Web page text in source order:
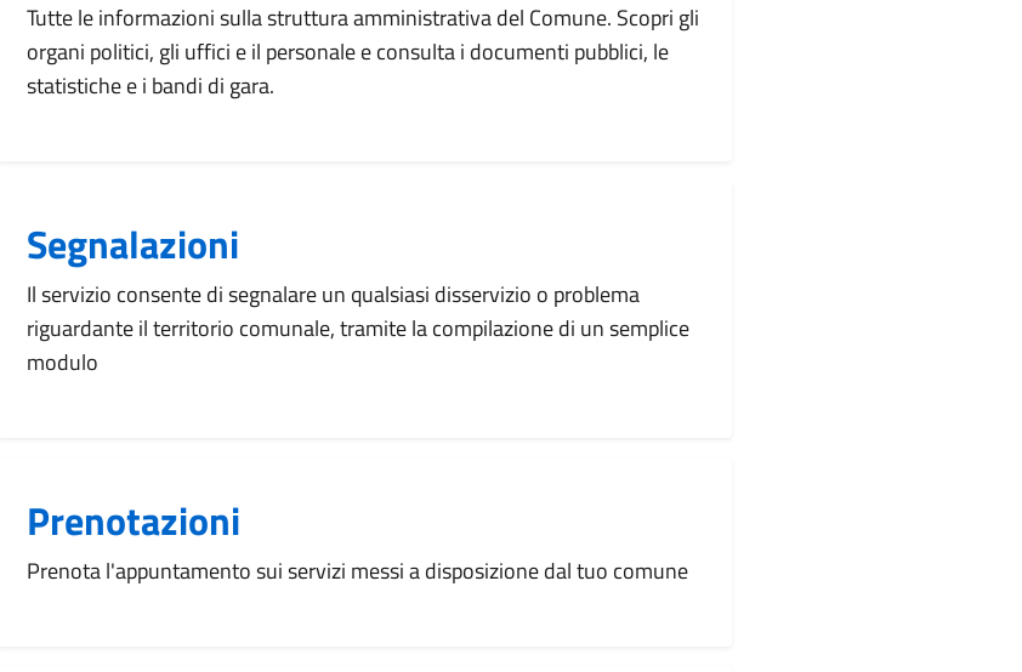
Tutte le informazioni sulla struttura amministrativa del Comune. Scopri gli
organi politici, gli uffici e il personale e consulta i documenti pubblici, le
statistiche e i bandi di gara.
Segnalazioni
Il servizio consente di segnalare un qualsiasi disservizio o problema
riguardante il territorio comunale, tramite la compilazione di un semplice
modulo
Prenotazioni
Prenota l'appuntamento sui servizi messi a disposizione dal tuo comune